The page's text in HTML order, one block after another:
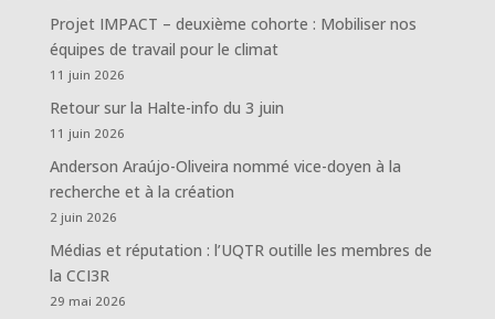
Projet IMPACT – deuxième cohorte : Mobiliser nos
équipes de travail pour le climat
11 juin 2026
Retour sur la Halte-info du 3 juin
11 juin 2026
Anderson Araújo-Oliveira nommé vice-doyen à la
recherche et à la création
2 juin 2026
Médias et réputation : l’UQTR outille les membres de
la CCI3R
29 mai 2026